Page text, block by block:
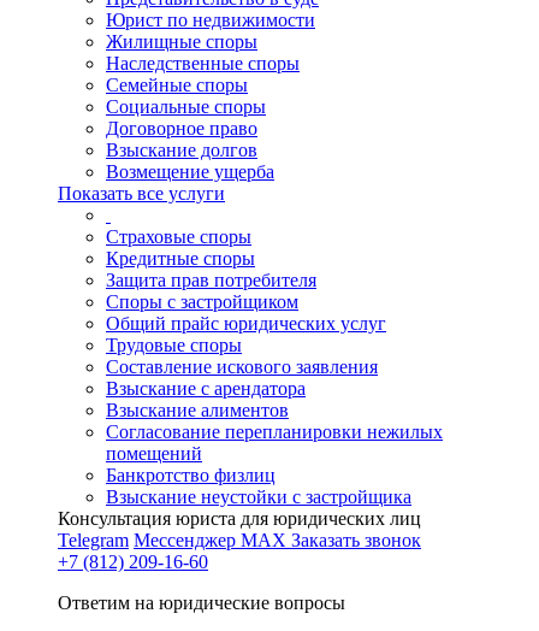
Юрист по недвижимости
Жилищные споры
Наследственные споры
Семейные споры
Социальные споры
Договорное право
Взыскание долгов
Возмещение ущерба
Показать все услуги
Страховые споры
Кредитные споры
Защита прав потребителя
Споры с застройщиком
Общий прайс юридических услуг
Трудовые споры
Составление искового заявления
Взыскание с арендатора
Взыскание алиментов
Cогласование перепланировки нежилых
помещений
Банкротство физлиц
Взыскание неустойки с застройщика
Консультация юриста для юридических лиц
Telegram Мессенджер MAX Заказать звонок
+7 (812) 209-16-60
Ответим на юридические вопросы